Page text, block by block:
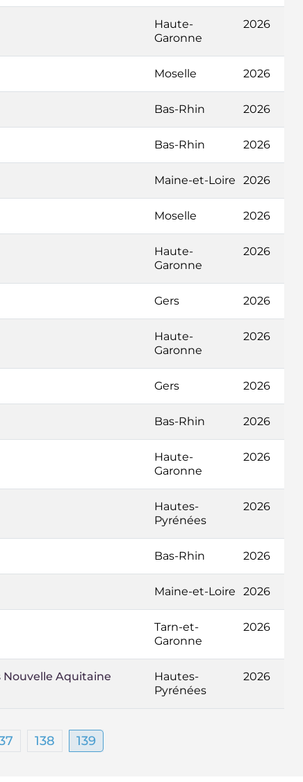
Haute-
Garonne
2026
Moselle 2026
Bas-Rhin 2026
Bas-Rhin 2026
Maine-et-Loire 2026
Moselle 2026
Haute-
Garonne
2026
Gers 2026
Haute-
Garonne
2026
Gers 2026
Bas-Rhin 2026
Haute-
Garonne
2026
Hautes-
Pyrénées
2026
Bas-Rhin 2026
Maine-et-Loire 2026
Tarn-et-
Garonne
2026
Nouvelle Aquitaine
Hautes-
Pyrénées
2026
138 139